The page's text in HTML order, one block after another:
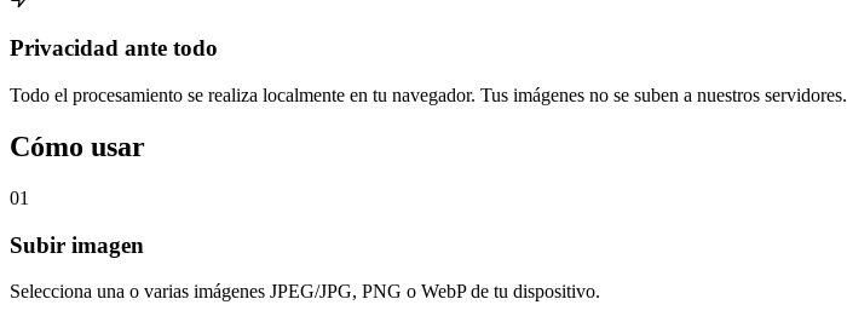
Privacidad ante todo
Todo el procesamiento se realiza localmente en tu navegador. Tus imágenes no se suben a nuestros servidores.
Cómo usar
01
Subir imagen
Selecciona una o varias imágenes JPEG/JPG, PNG o WebP de tu dispositivo.